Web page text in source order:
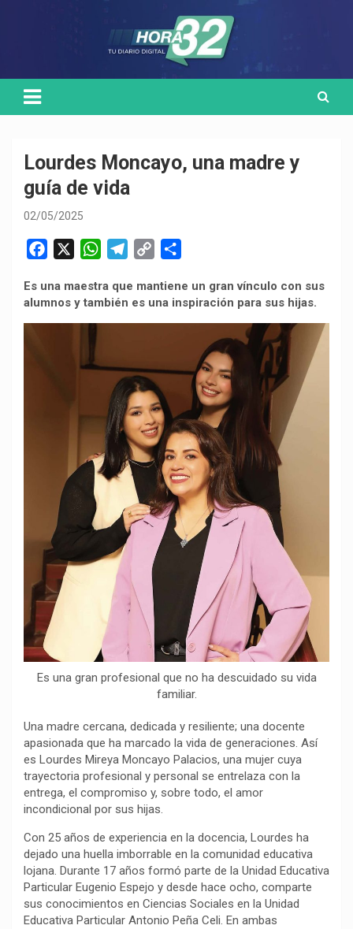
Lourdes Moncayo, una madre y
guía de vida
02/05/2025
c
e
W
a
t
p
l
e
a
m
p
y
n
k
m
p
t
r
Es una maestra que mantiene un gran vínculo con sus
alumnos y también es una inspiración para sus hijas.
Es una gran profesional que no ha descuidado su vida
familiar.
Una madre cercana, dedicada y resiliente; una docente
apasionada que ha marcado la vida de generaciones. Así
es Lourdes Mireya Moncayo Palacios, una mujer cuya
trayectoria profesional y personal se entrelaza con la
entrega, el compromiso y, sobre todo, el amor
incondicional por sus hijas.
Con 25 años de experiencia en la docencia, Lourdes ha
dejado una huella imborrable en la comunidad educativa
lojana. Durante 17 años formó parte de la Unidad Educativa
Particular Eugenio Espejo y desde hace ocho, comparte
sus conocimientos en Ciencias Sociales en la Unidad
Educativa Particular Antonio Peña Celi. En ambas